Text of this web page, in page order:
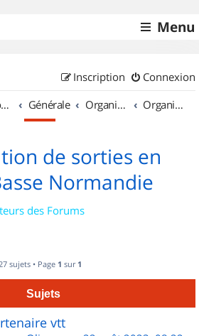
Menu
Connexion
Inscription
Accueil forum Générale Organisation de sorties & Recherche de partenaires Organisation de sorties en région Basse Normandie
de sorties en
Normandie
des Forums
sujets • Page 1 sur 1
Sujets
vtt